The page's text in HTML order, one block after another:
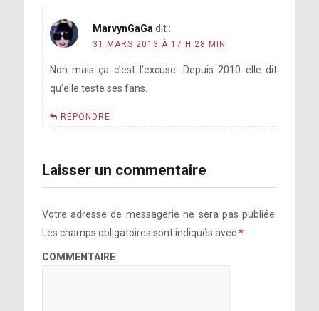
MarvynGaGa dit :
31 MARS 2013 À 17 H 28 MIN
Non mais ça c’est l’excuse. Depuis 2010 elle dit
qu’elle teste ses fans.
RÉPONDRE
Laisser un commentaire
Votre adresse de messagerie ne sera pas publiée.
Les champs obligatoires sont indiqués avec*
COMMENTAIRE